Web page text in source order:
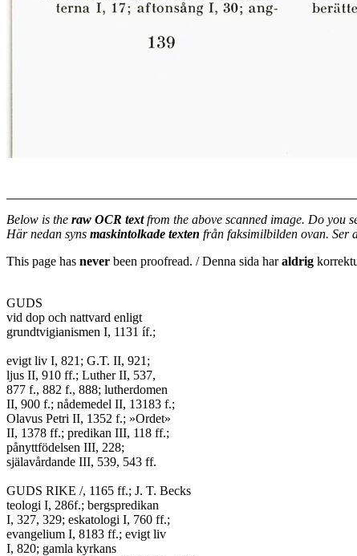
Below is the raw OCR textfrom the above scanned image. Do you
Här nedan syns maskintolkade texten från faksimilbilden ovan. Ser
This page has never been proofread. / Denna sida haraldrig
GUDS
vid dop och nattvard enligt
grundtvigianismen I, 1131 íf.;
evigt liv I, 821; G.T. II, 921;
ljus II, 910 ff.; Luther II, 537,
877 f., 882 f., 888; lutherdomen
II, 900 f.; nådemedel II, 13183 f.;
Olavus Petri II, 1352 f.; »Ordet»
II, 1378 ff.; predikan III, 118 ff.;
pånyttfödelsen III, 228;
själavårdande III, 539, 543 ff.
GUDS RIKE /, 1165 ff.; J. T. Becks
teologi I, 286f.; bergspredikan
I, 327, 329; eskatologi I, 760 ff.;
evangelium I, 8183 ff.; evigt liv
I, 820; gamla kyrkans